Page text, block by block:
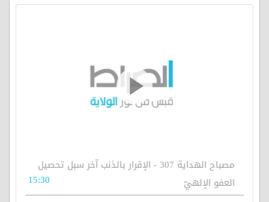
مصباح الهداية 307 - الإقرار بالذنب آخر سبل تحصيل
العفو الإلهيّ
15:30